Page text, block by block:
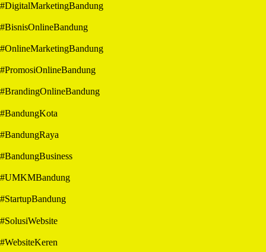
#DigitalMarketingBandung
#BisnisOnlineBandung
#OnlineMarketingBandung
#PromosiOnlineBandung
#BrandingOnlineBandung
#BandungKota
#BandungRaya
#BandungBusiness
#UMKMBandung
#StartupBandung
#SolusiWebsite
#WebsiteKeren